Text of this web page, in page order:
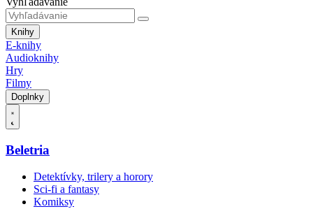
Knihy
E-knihy
Audioknihy
Hry
Filmy
Doplnky
Beletria
Detektívky, trilery a horory
Sci-fi a fantasy
Komiksy